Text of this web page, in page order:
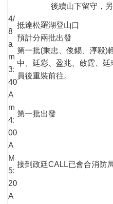
後續山下留守，
4/
8
a
m
3:
40
抵達松羅湖登山口
預計分兩批出發
第一批(秉忠、俊錫、淳毅)
中、廷彩、盈兆、啟霆、
員後重裝前往。
A
m
4:
00
第一批出發
A
M
5:
20
接到政廷CALL已會合消防
A